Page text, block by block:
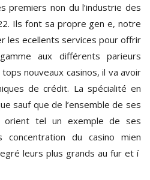
premiers non du l’industrie des
Ils font sa propre gen e, notre
les ecellents services pour offrir
aux différents parieurs
nouveaux casinos, il va avoir
de crédit. La spécialité en
sauf que de l’ensemble de ses
orient tel un exemple de ses
concentration du casino mien
leurs plus grands au fur et í